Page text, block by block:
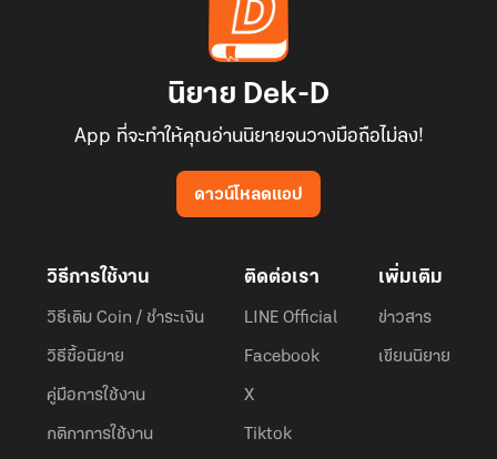
นิยาย Dek-D
App ที่จะทำให้คุณอ่านนิยายจนวางมือถือไม่ลง!
ดาวน์โหลดแอป
วิธีการใช้งาน
วิธีเติม Coin / ชำระเงิน
วิธีซื้อนิยาย
คู่มือการใช้งาน
กติกาการใช้งาน
ติดต่อเรา
LINE Official
Facebook
X
Tiktok
เพิ่มเติม
ข่าวสาร
เขียนนิยาย